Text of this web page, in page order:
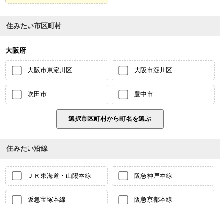
住みたい市区町村
大阪府
大阪市東淀川区 大阪市淀川区
吹田市 豊中市
住みたい沿線
ＪＲ東海道・山陽本線 阪急神戸本線
阪急宝塚本線 阪急京都本線